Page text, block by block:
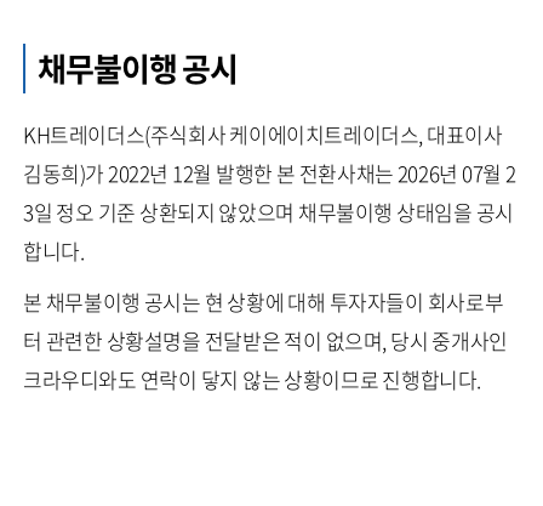
채무불이행 공시
KH트레이더스(주식회사 케이에이치트레이더스, 대표이사
김동희)가 2022년 12월 발행한 본 전환사채는 2026년 07월 2
3일 정오 기준 상환되지 않았으며 채무불이행 상태임을 공시
합니다.
본 채무불이행 공시는 현 상황에 대해 투자자들이 회사로부
터 관련한 상황설명을 전달받은 적이 없으며, 당시 중개사인
크라우디와도 연락이 닿지 않는 상황이므로 진행합니다.